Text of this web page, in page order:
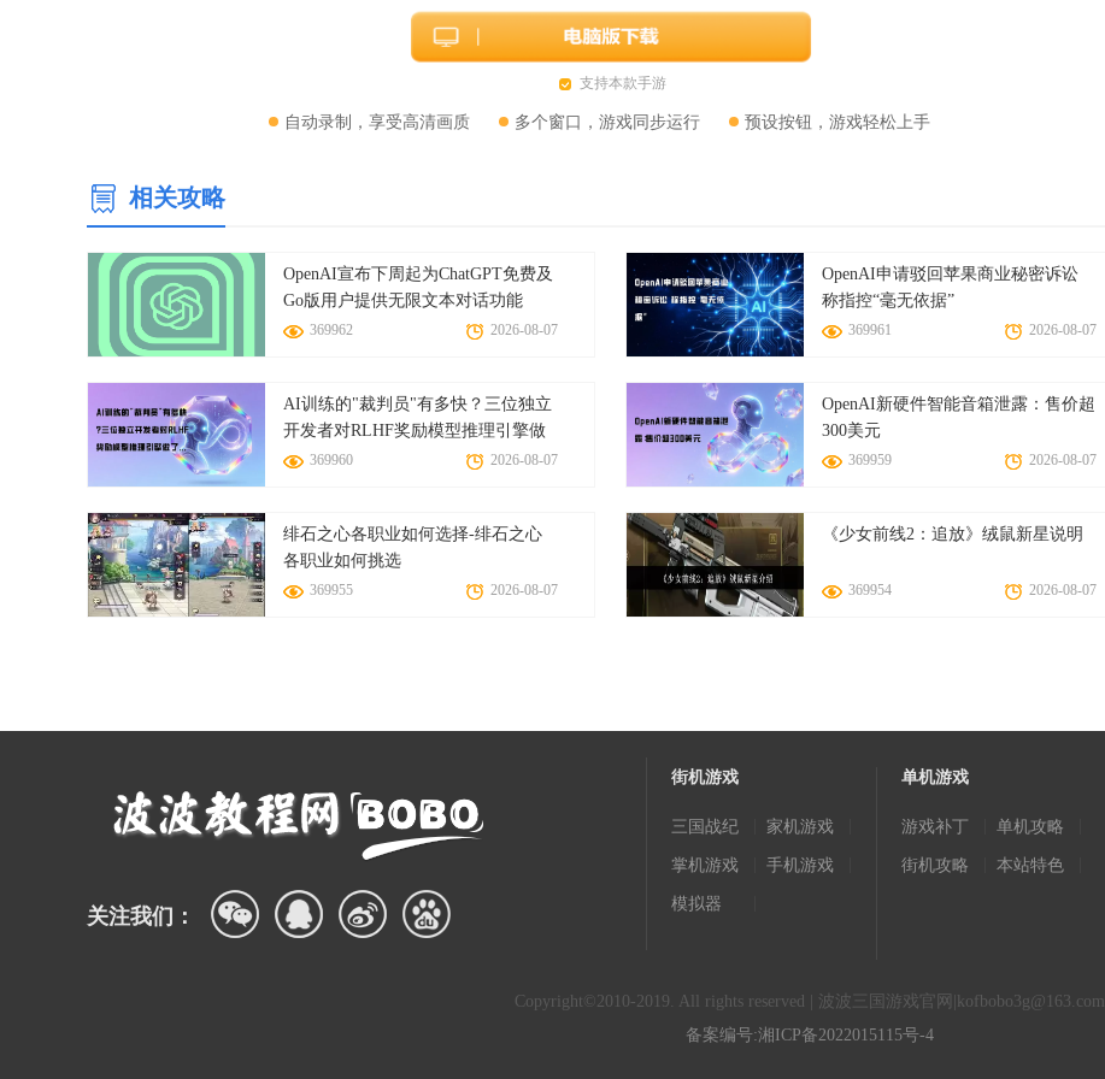
支持本款手游
自动录制，享受高清画质 多个窗口，游戏同步运行 预设按钮，游戏轻松上手
相关攻略
OpenAI宣布下周起为ChatGPT免费及
Go版用户提供无限文本对话功能
369962 2026-08-07
OpenAI申请驳回苹果商业秘密诉讼
称指控“毫无依据”
369961 2026-08-07
AI训练的"裁判员"有多快？三位独立
开发者对RLHF奖励模型推理引擎做
了一次彻底测速
369960 2026-08-07
OpenAI新硬件智能音箱泄露：售价超
300美元
369959 2026-08-07
绯石之心各职业如何选择-绯石之心
各职业如何挑选
369955 2026-08-07
《少女前线2：追放》绒鼠新星说明
369954 2026-08-07
关注我们：
街机游戏
三国战纪 家机游戏
掌机游戏 手机游戏
模拟器
单机游戏
游戏补丁 单机攻略
街机攻略 本站特色
Copyright©2010-2019. All rights reserved | 波波三国游戏官网|
kofbobo3g@163.com
备案编号:湘ICP备2022015115号-4